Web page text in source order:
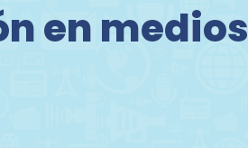
en medios